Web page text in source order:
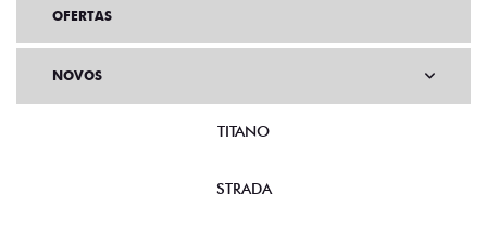
OFERTAS
NOVOS
TITANO
STRADA